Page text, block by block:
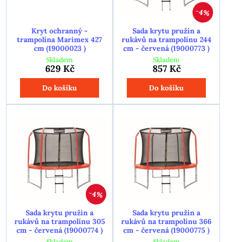
Kryt ochranný -
trampolína Marimex 427
cm (19000023 )
Skladem
629 Kč
Do košíku
4%
Sada krytu pružin a
rukávů na trampolínu 244
cm - červená (19000773 )
Skladem
857 Kč
Do košíku
4%
Sada krytu pružin a
rukávů na trampolínu 305
cm - červená (19000774 )
Sada krytu pružin a
rukávů na trampolínu 366
cm - červená (19000775 )